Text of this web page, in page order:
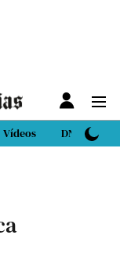
Vídeos DN Sport